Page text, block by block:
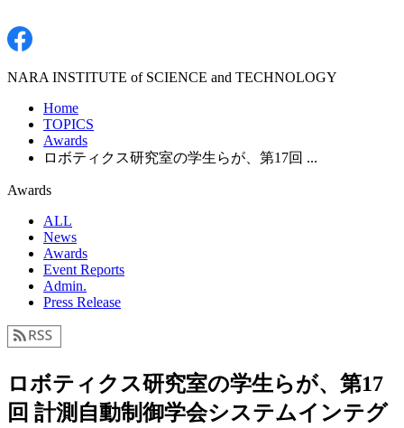
NARA INSTITUTE of SCIENCE and TECHNOLOGY
Home
TOPICS
Awards
ロボティクス研究室の学生らが、第17回 ...
Awards
ALL
News
Awards
Event Reports
Admin.
Press Release
ロボティクス研究室の学生らが、第17
回 計測自動制御学会システムインテグ